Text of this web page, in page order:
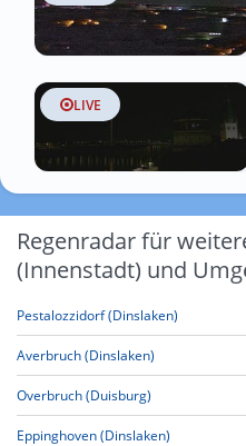
LIVE
Regenradar für
(Innenstadt) und
Pestalozzidorf (Dinslaken)
Averbruch (Dinslaken)
Overbruch (Duisburg)
Eppinghoven (Dinslaken)